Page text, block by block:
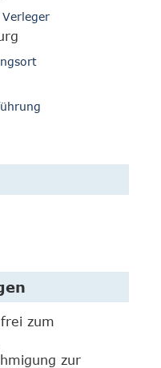
zum
zur